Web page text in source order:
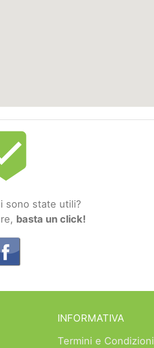
sono state utili?
basta un click!
INFORMATIVA
Termini e Condizioni